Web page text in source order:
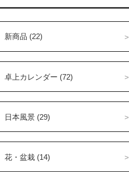
新商品 (22)
卓上カレンダー (72)
日本風景 (29)
花・盆栽 (14)